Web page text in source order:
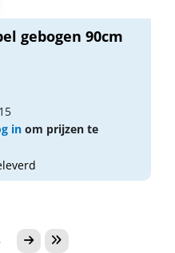
gebogen 90cm
in om prijzen te